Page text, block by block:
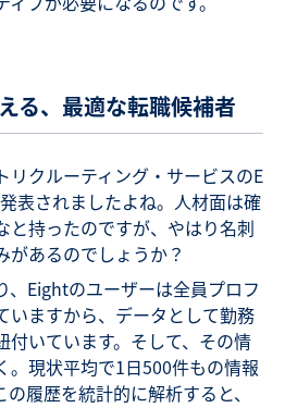
る、最適な転職候補者
リクルーティング・サービスのE
表されましたよね。人材面は確
と持ったのですが、やはり名刺
があるのでしょうか？
、Eightのユーザーは全員プロフ
いますから、データとして勤務
付いています。そして、その情
。現状平均で1日500件もの情報
履歴を統計的に解析すると、